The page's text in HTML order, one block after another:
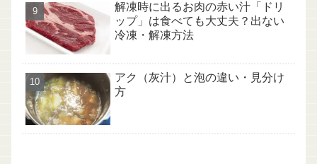
解凍時に出るお肉の赤い汁「ドリ
ップ」は食べても大丈夫？出ない
冷凍・解凍方法
アク（灰汁）と泡の違い・見分け
方